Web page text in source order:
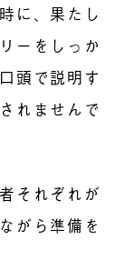
に、果たし
ーをしっか
頭で説明す
れませんで
それぞれが
がら準備を